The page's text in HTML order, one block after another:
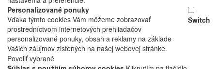
Personalizované ponuky
Vďaka týmto cookies Vám môžeme zobrazovať
prostredníctvom internetových prehliadačov
personalizované ponuky, obsah a reklamy na základe
Vašich záujmov zistených na našej webovej stránke.
Switch
Povoliť vybrané